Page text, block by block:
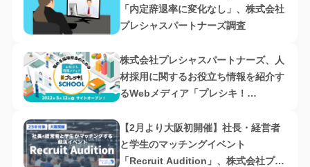
「内定辞退率に変化なし」、株式会社
プレシャスパートナーズ調査
株式会社プレシャスパートナーズ、人
材採用に関するお役立ち情報を紹介す
るWebメディア「プレシキ！
【2月より大阪初開催】社長・経営者
と学生のマッチングイベント
「Recruit Audition」、株式会社プレ